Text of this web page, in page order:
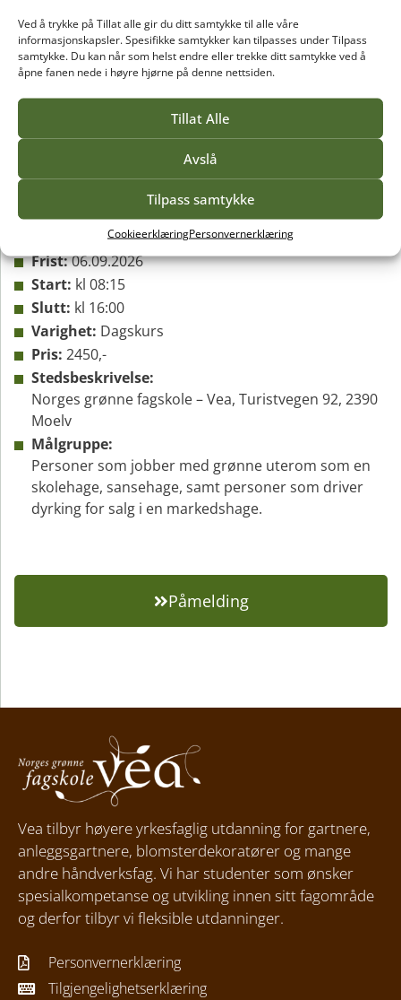
Ved å trykke på Tillat alle gir du ditt samtykke til alle våre
informasjonskapsler. Spesifikke samtykker kan tilpasses under Tilpass
samtykke. Du kan når som helst endre eller trekke ditt samtykke ved å
åpne fanen nede i høyre hjørne på denne nettsiden.
Tillat Alle
Avslå
Tilpass samtykke
CookieerklæringPersonvernerklæring
Påmeldingsbetingelser:Ved avmelding etter
påmeldingsfristen 6.september 2026 blir ikke
kursavgiften refundert.
Kursholder Per Spangen
Om kurset
Hvordan lykkes med skadegjørere i
skolehager, sansehager og markedshager?
16.09.2026
Frist:06.09.2026
Start: kl 08:15
Slutt: kl 16:00
Varighet: Dagskurs
Pris: 2450,-
Stedsbeskrivelse:
Norges grønne fagskole – Vea, Turistvegen 92, 2390
Moelv
Målgruppe:
Personer som jobber med grønne uterom som en
skolehage, sansehage, samt personer som driver
dyrking for salg i en markedshage.
Påmelding
Vea tilbyr høyere yrkesfaglig utdanning for gartnere,
anleggsgartnere, blomsterdekoratører og mange
andre håndverksfag. Vi har studenter som ønsker
spesialkompetanse og utvikling innen sitt fagområde
og derfor tilbyr vi fleksible utdanninger.
Personvernerklæring
Tilgjengelighetserklæring